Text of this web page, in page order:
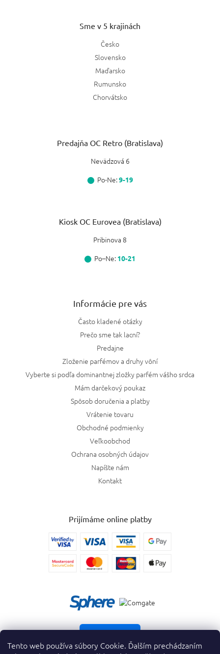
Tento web používa súbory Cookie. Ďalším prechádzaním
Sme v 5 krajinách
Česko
Slovensko
Maďarsko
Rumunsko
Chorvátsko
Predajňa OC Retro (Bratislava)
Nevädzová 6
Po-Ne:9-19
Kiosk OC Eurovea (Bratislava)
Pribinova 8
Po–Ne: 10-21
Informácie pre vás
Často kladené otázky
Prečo sme tak lacní?
Predajne
Zloženie parfémov a druhy vôní
Vyberte si podľa dominantnej zložky parfém vášho srdca
Mám darčekový poukaz
Spôsob doručenia a platby
Vrátenie tovaru
Obchodné podmienky
Veľkoobchod
Ochrana osobných údajov
Napíšte nám
Kontakt
Prijímáme online platby